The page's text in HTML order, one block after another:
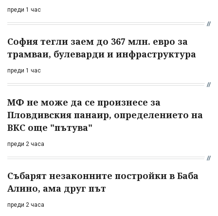
преди 1 час
София тегли заем до 367 млн. евро за
трамваи, булеварди и инфраструктура
преди 1 час
МФ не може да се произнесе за
Пловдивския панаир, определението на
ВКС още "пътува"
преди 2 часа
Събарят незаконните постройки в Баба
Алино, ама друг път
преди 2 часа